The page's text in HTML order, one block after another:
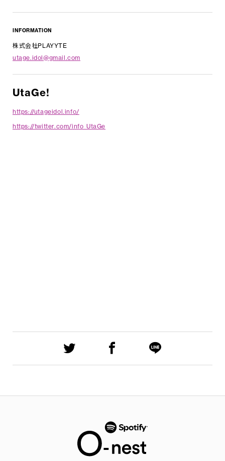
INFORMATION
株式会社PLAYYTE
utage.idol@gmail.com
UtaGe!
https://utageidol.info/
https://twitter.com/info_UtaGe